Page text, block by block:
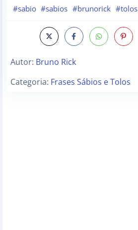
#sabio #sabios #brunorick #tolos
Autor: Bruno Rick
Categoria: Frases Sábios e Tolos